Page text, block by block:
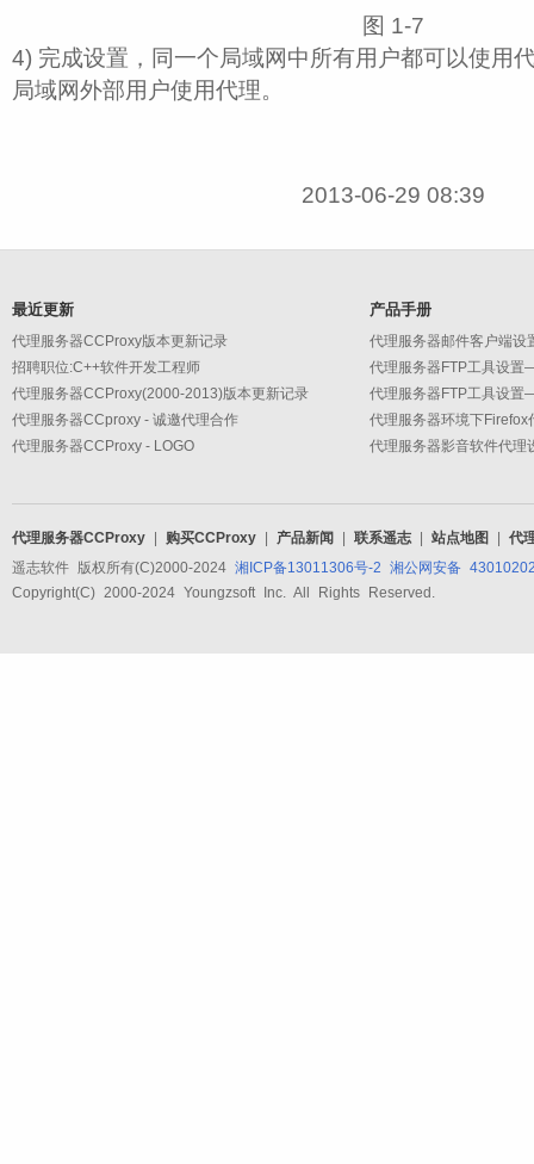
图 1‑7
4) 完成设置，同一个局域网中所有用户都可以使用
局域网外部用户使用代理。
2013-06-29 08:39
最近更新
代理服务器CCProxy版本更新记录
招聘职位:C++软件开发工程师
代理服务器CCProxy(2000-2013)版本更新记录
代理服务器CCproxy - 诚邀代理合作
代理服务器CCProxy - LOGO
产品手册
代理服务器环境下Firefox
代理服务器CCProxy | 购买CCProxy | 产品新闻 | 联系遥志 | 站点地图 | 代
遥志软件 版权所有(C)2000-2024 湘ICP备13011306号-2 湘公网安备
Copyright(C) 2000-2024 Youngzsoft Inc. All Rights Reserved.